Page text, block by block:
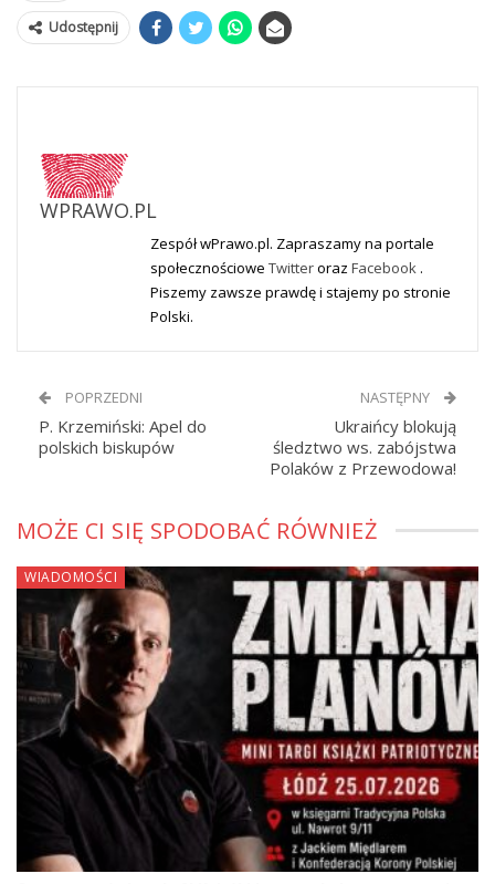
Udostępnij
WPRAWO.PL
Zespół wPrawo.pl. Zapraszamy na portale
społecznościowe Twitteroraz Facebook .
Piszemy zawsze prawdę i stajemy po stronie
Polski.
POPRZEDNI
P. Krzemiński: Apel do
polskich biskupów
NASTĘPNY
Ukraińcy blokują
śledztwo ws. zabójstwa
Polaków z Przewodowa!
MOŻE CI SIĘ SPODOBAĆ RÓWNIEŻ
WIADOMOŚCI